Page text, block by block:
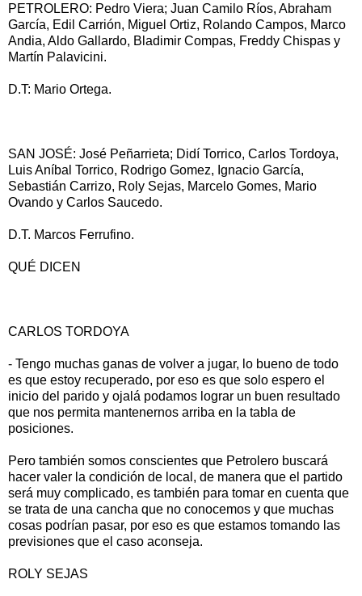
PETROLERO: Pedro Viera; Juan Camilo Ríos, Abraham
García, Edil Carrión, Miguel Ortiz, Rolando Campos, Marco
Andia, Aldo Gallardo, Bladimir Compas, Freddy Chispas y
Martín Palavicini.
D.T: Mario Ortega.
SAN JOSÉ: José Peñarrieta; Didí Torrico, Carlos Tordoya,
Luis Aníbal Torrico, Rodrigo Gomez, Ignacio García,
Sebastián Carrizo, Roly Sejas, Marcelo Gomes, Mario
Ovando y Carlos Saucedo.
D.T. Marcos Ferrufino.
QUÉ DICEN
CARLOS TORDOYA
- Tengo muchas ganas de volver a jugar, lo bueno de todo
es que estoy recuperado, por eso es que solo espero el
inicio del parido y ojalá podamos lograr un buen resultado
que nos permita mantenernos arriba en la tabla de
posiciones.
Pero también somos conscientes que Petrolero buscará
hacer valer la condición de local, de manera que el partido
será muy complicado, es también para tomar en cuenta que
se trata de una cancha que no conocemos y que muchas
cosas podrían pasar, por eso es que estamos tomando las
previsiones que el caso aconseja.
ROLY SEJAS